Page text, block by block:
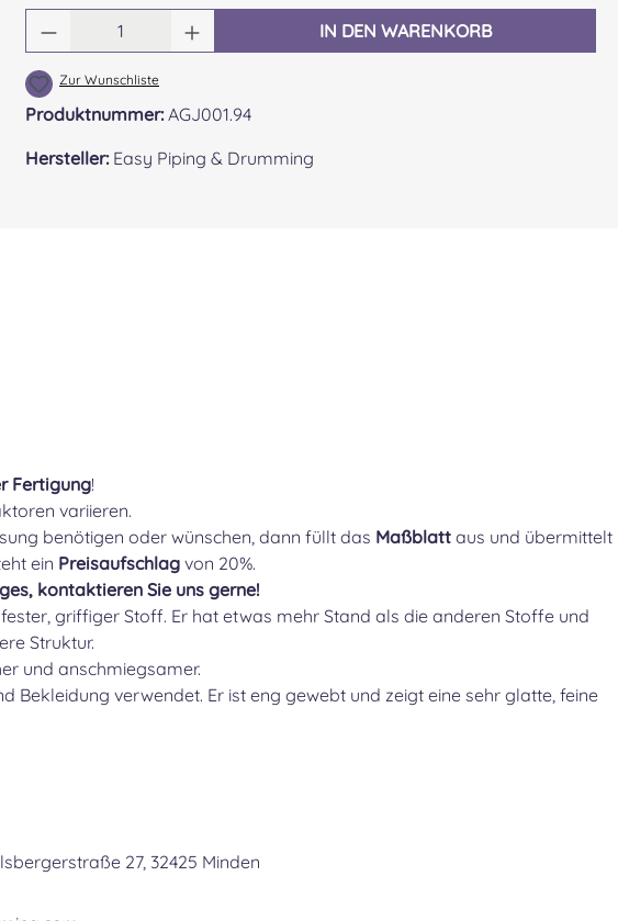
Produkt Anzahl: Gib den gewünschten Wert
IN DEN WARENKORB
Zur Wunschliste
Produktnummer:AGJ001.94
Hersteller: Easy Piping & Drumming
Fertigung!
variieren.
benötigen oder wünschen, dann füllt das Maßblattaus und übermittelt
ein Preisaufschlagvon 20%.
kontaktieren Sie uns gerne!
griffiger Stoff. Er hat etwas mehr Stand als die anderen Stoffe und
Struktur.
und anschmiegsamer.
verwendet. Er ist eng gewebt und zeigt eine sehr glatte, feine
27, 32425 Minden